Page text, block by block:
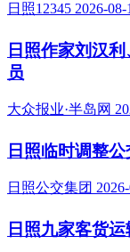
日照12345 2026-08-
日照作家刘汉
员
大众报业·半岛网
日照临时调整
日照公交集团
日照九家客货